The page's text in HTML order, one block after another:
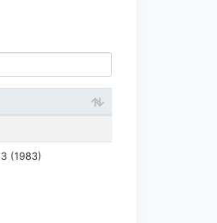
(1983)